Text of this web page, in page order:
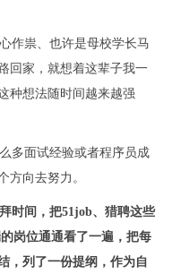
作祟、也许是母校学长马
回家，就想着这辈子我一
种想法随时间越来越强
多面试经验或者程序员成
方向去努力。
时间，把51job、猎聘这些
岗位通通看了一遍，把每
，列了一份提纲，作为自